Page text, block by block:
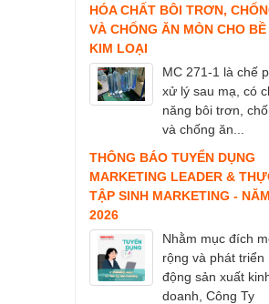
HÓA CHẤT BÔI TRƠN,
VÀ CHỐNG ĂN MÒN CHO
KIM LOẠI
MC 271-1 là chế
xử lý sau mạ, có
năng bôi trơn,
và chống ăn...
THÔNG BÁO TUYỂN DỤNG
MARKETING LEADER &
TẬP SINH MARKETING - NĂM
2026
Nhằm mục đích
rộng và phát triển
động sản xuất
doanh, Công Ty